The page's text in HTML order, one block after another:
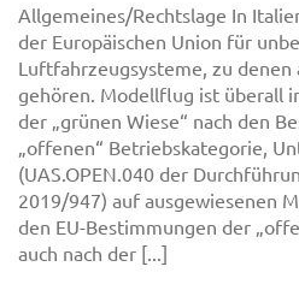
Allgemeines/Rechtslage In
der Europäischen Union für
Luftfahrzeugsysteme, zu
gehören. Modellflug ist überall
der „grünen Wiese“ nach den
„offenen“ Betriebskategorie,
(UAS.OPEN.040 der
2019/947) auf ausgewiesenen
den EU-Bestimmungen der
auch nach der [...]